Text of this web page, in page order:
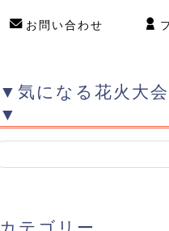
お問い合わせ
▼気になる花火大
▼